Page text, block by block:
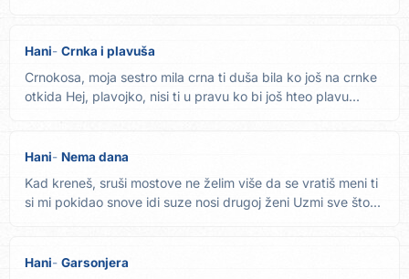
Hani Crnka i plavuša
Crnokosa, moja sestro mila crna ti duša bila ko još na crnke
otkida Hej, plavojko, nisi ti u pravu ko bi još hteo plavu...
Hani Nema dana
Kad kreneš, sruši mostove ne želim više da se vratiš meni ti
si mi pokidao snove idi suze nosi drugoj ženi Uzmi sve što...
Hani Garsonjera